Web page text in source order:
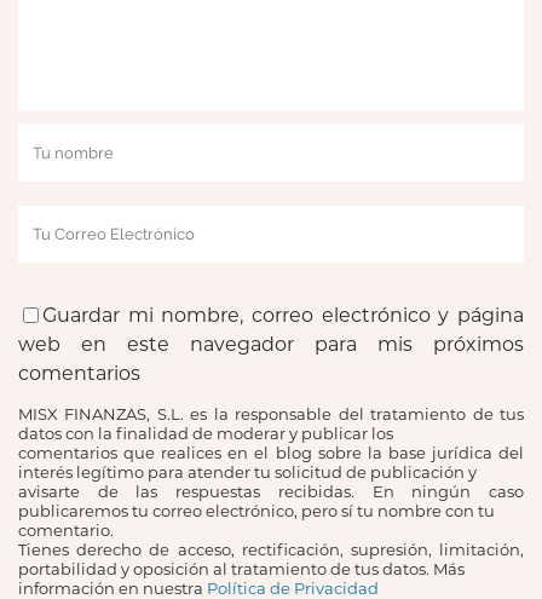
Guardar mi nombre, correo electrónico y página
web en este navegador para mis próximos
comentarios
MISX FINANZAS, S.L. es la responsable del tratamiento de tus
datos con la finalidad de moderar y publicar los
comentarios que realices en el blog sobre la base jurídica del
interés legítimo para atender tu solicitud de publicación y
avisarte de las respuestas recibidas. En ningún caso
publicaremos tu correo electrónico, pero sí tu nombre con tu
comentario.
Tienes derecho de acceso, rectificación, supresión, limitación,
portabilidad y oposición al tratamiento de tus datos. Más
información en nuestra Política de Privacidad